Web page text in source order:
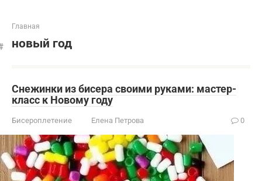
Главная
новый год
Снежинки из бисера своими руками: мастер-
класс к Новому году
Бисероплетение Елена Петрова 0